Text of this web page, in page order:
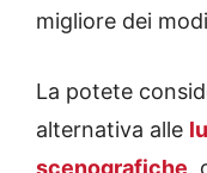
migliore dei
La potete
alternativa alle
scenografiche,